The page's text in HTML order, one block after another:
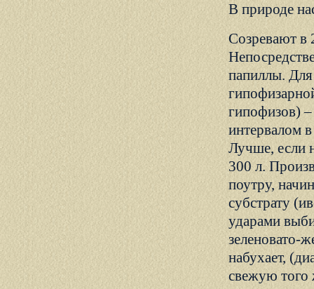
В природе
Созревают в
папиллы.
гипофизов)
интервалом
Лучше, если
300 л.
поутру,
субстрату
ударами
зеленовато-
набухает,
свежую того